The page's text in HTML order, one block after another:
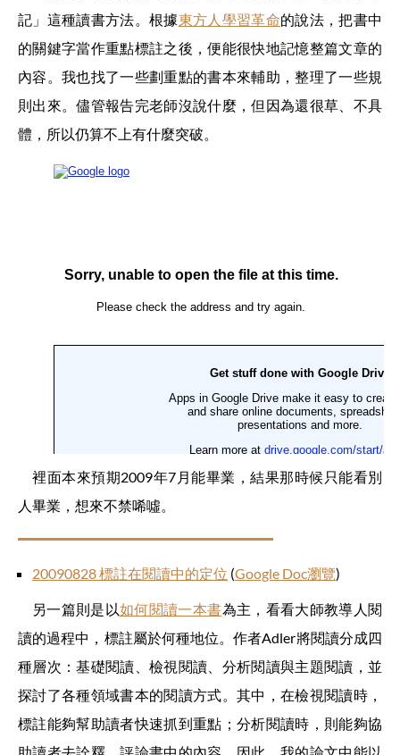
記」這種讀書方法。根據東方人學習革命的說法，把書中
的關鍵字當作重點標註之後，便能很快地記憶整篇文章的
內容。我也找了一些劃重點的書本來輔助，整理了一些規
則出來。儘管報告完老師沒說什麼，但因為還很草、不具
體，所以仍算不上有什麼突破。
裡面本來預期2009年7月能畢業，結果那時候只能看別
人畢業，想來不禁唏噓。
20090828 標註在閱讀中的定位 (Google Doc瀏覽)
另一篇則是以如何閱讀一本書為主，看看大師教導人閱
讀的過程中，標註屬於何種地位。作者Adler將閱讀分成四
種層次：基礎閱讀、檢視閱讀、分析閱讀與主題閱讀，並
探討了各種領域書本的閱讀方式。其中，在檢視閱讀時，
標註能夠幫助讀者快速抓到重點；分析閱讀時，則能夠協